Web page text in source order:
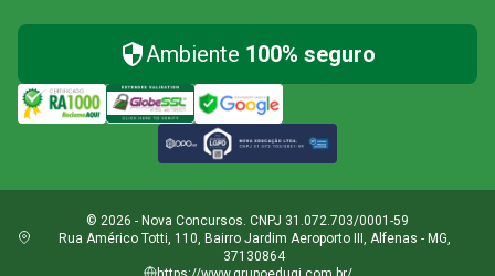
Ambiente 100% seguro
© 2026 - Nova Concursos. CNPJ 31.072.703/0001-59
Rua Américo Totti, 110, Bairro Jardim Aeroporto III, Alfenas - MG,
37130864